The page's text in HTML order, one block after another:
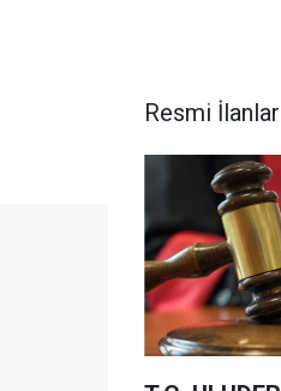
Resmi İlanlar